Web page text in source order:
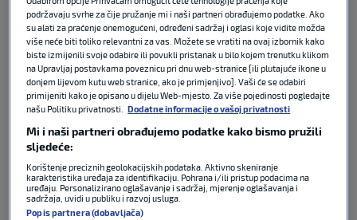
Ali još važnije, bio je ovo jedan veliki jubilej za
Marqueza, 100. pobjeda u karijeri na koju je čekao
još od rujna 2025. i utrke u Misanu.
Na drugom mjestu našao sePedro Acostakoji je na
svom KTM-u bio vodeći od drugog pa sve do sredine
15. kruga, dok je na trećem mjestu završio drugi
vozač tvorničkog Ducatija, Francesco Bagnaia.
Početak utrke – scenarij iz najgore noćne more. U
podržavaju svrhe za čije pružanje mi i naši partneri obrađujemo podatke. Ako
su alati za praćenje onemogućeni, određeni sadržaj i oglasi koje vidite možda
više neće biti toliko relevantni za vas. Možete se vratiti na ovaj izbornik kako
biste izmijenili svoje odabire ili povukli pristanak u bilo kojem trenutku klikom
na Upravljaj postavkama poveznicu pri dnu web-stranice [ili plutajuće ikone u
donjem lijevom kutu web stranice, ako je primjenjivo]. Vaši će se odabiri
primijeniti kako je opisano u dijelu Web-mjesto. Za više pojedinosti pogledajte
našu Politiku privatnosti.
Dodatne informacije o vašoj privatnosti
Mi i naši partneri obrađujemo podatke kako bismo pružili
sljedeće:
Korištenje preciznih geolokacijskih podataka. Aktivno skeniranje
karakteristika uređaja za identifikaciju. Pohrana i/ili pristup podacima na
uređaju. Personalizirano oglašavanje i sadržaj, mjerenje oglašavanja i
sadržaja, uvidi u publiku i razvoj usluga.
Popis partnera (dobavljača)